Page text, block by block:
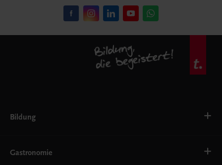
Bildung
AHS
Gastronomie